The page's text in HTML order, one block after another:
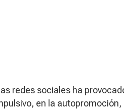
redes sociales ha
en la